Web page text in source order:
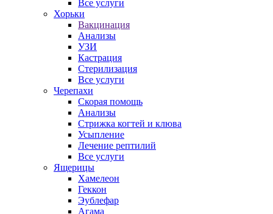
Все услуги
Хорьки
Вакцинация
Анализы
УЗИ
Кастрация
Стерилизация
Все услуги
Черепахи
Скорая помощь
Анализы
Стрижка когтей и клюва
Усыпление
Лечение рептилий
Все услуги
Ящерицы
Хамелеон
Геккон
Эублефар
Агама